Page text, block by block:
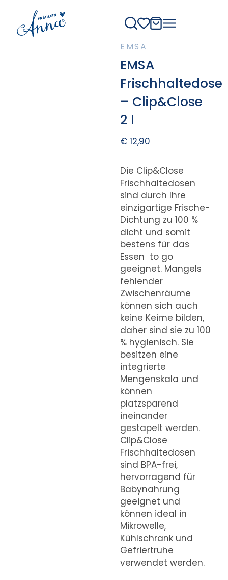
EMSA
EMSA
Frischhaltedose
– Clip&Close
2 l
€12,90
Die Clip&Close
Frischhaltedosen
sind durch Ihre
einzigartige Frische-
Dichtung zu 100 %
dicht und somit
bestens für das
Essen to go
geeignet. Mangels
fehlender
Zwischenräume
können sich auch
keine Keime bilden,
daher sind sie zu 100
% hygienisch. Sie
besitzen eine
integrierte
Mengenskala und
können
platzsparend
ineinander
gestapelt werden.
Clip&Close
Frischhaltedosen
sind BPA-frei,
hervorragend für
Babynahrung
geeignet und
können ideal in
Mikrowelle,
Kühlschrank und
Gefriertruhe
verwendet werden.